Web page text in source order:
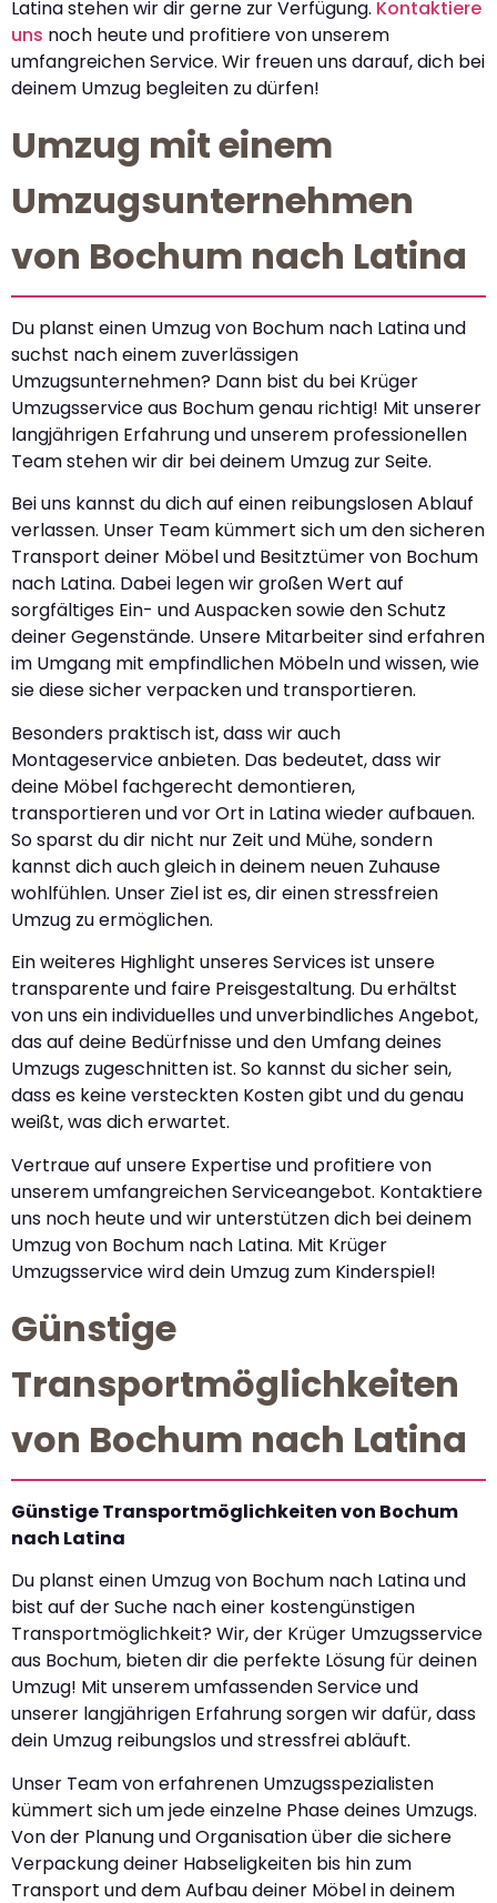
Latina stehen wir dir gerne zur Verfügung. Kontaktiere
uns noch heute und profitiere von unserem
umfangreichen Service. Wir freuen uns darauf, dich bei
deinem Umzug begleiten zu dürfen!
Umzug mit einem
Umzugsunternehmen
von Bochum nach Latina
Du planst einen Umzug von Bochum nach Latina und
suchst nach einem zuverlässigen
Umzugsunternehmen? Dann bist du bei Krüger
Umzugsservice aus Bochum genau richtig! Mit unserer
langjährigen Erfahrung und unserem professionellen
Team stehen wir dir bei deinem Umzug zur Seite.
Bei uns kannst du dich auf einen reibungslosen Ablauf
verlassen. Unser Team kümmert sich um den sicheren
Transport deiner Möbel und Besitztümer von Bochum
nach Latina. Dabei legen wir großen Wert auf
sorgfältiges Ein- und Auspacken sowie den Schutz
deiner Gegenstände. Unsere Mitarbeiter sind erfahren
im Umgang mit empfindlichen Möbeln und wissen, wie
sie diese sicher verpacken und transportieren.
Besonders praktisch ist, dass wir auch
Montageservice anbieten. Das bedeutet, dass wir
deine Möbel fachgerecht demontieren,
transportieren und vor Ort in Latina wieder aufbauen.
So sparst du dir nicht nur Zeit und Mühe, sondern
kannst dich auch gleich in deinem neuen Zuhause
wohlfühlen. Unser Ziel ist es, dir einen stressfreien
Umzug zu ermöglichen.
Ein weiteres Highlight unseres Services ist unsere
transparente und faire Preisgestaltung. Du erhältst
von uns ein individuelles und unverbindliches Angebot,
das auf deine Bedürfnisse und den Umfang deines
Umzugs zugeschnitten ist. So kannst du sicher sein,
dass es keine versteckten Kosten gibt und du genau
weißt, was dich erwartet.
Vertraue auf unsere Expertise und profitiere von
unserem umfangreichen Serviceangebot. Kontaktiere
uns noch heute und wir unterstützen dich bei deinem
Umzug von Bochum nach Latina. Mit Krüger
Umzugsservice wird dein Umzug zum Kinderspiel!
Günstige
Transportmöglichkeiten
von Bochum nach Latina
Günstige Transportmöglichkeiten von Bochum
nach Latina
Du planst einen Umzug von Bochum nach Latina und
bist auf der Suche nach einer kostengünstigen
Transportmöglichkeit? Wir, der Krüger Umzugsservice
aus Bochum, bieten dir die perfekte Lösung für deinen
Umzug! Mit unserem umfassenden Service und
unserer langjährigen Erfahrung sorgen wir dafür, dass
dein Umzug reibungslos und stressfrei abläuft.
Unser Team von erfahrenen Umzugsspezialisten
kümmert sich um jede einzelne Phase deines Umzugs.
Von der Planung und Organisation über die sichere
Verpackung deiner Habseligkeiten bis hin zum
Transport und dem Aufbau deiner Möbel in deinem